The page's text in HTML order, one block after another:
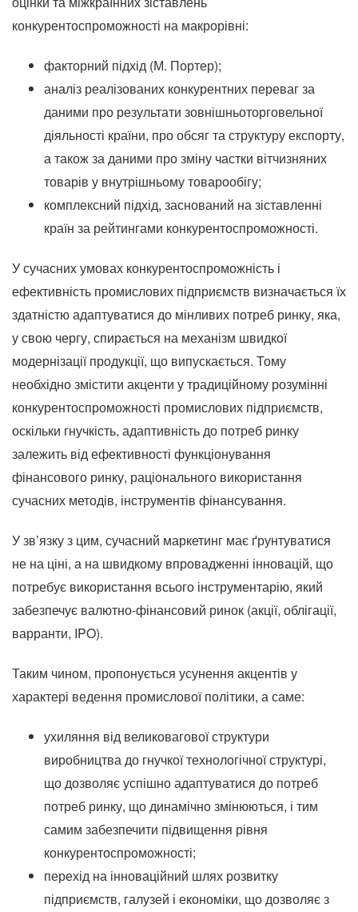
конкурентоспроможності на макрорівні:
факторний підхід (М. Портер);
аналіз реалізованих конкурентних переваг за
даними про результати зовнішньоторговельної
діяльності країни, про обсяг та структуру експорту,
а також за даними про зміну частки вітчизняних
товарів у внутрішньому товарообігу;
комплексний підхід, заснований на зіставленні
країн за рейтингами конкурентоспроможності.
У сучасних умовах конкурентоспроможність і
ефективність промислових підприємств визначається їх
здатністю адаптуватися до мінливих потреб ринку, яка,
у свою чергу, спирається на механізм швидкої
модернізації продукції, що випускається. Тому
необхідно змістити акценти у традиційному розумінні
конкурентоспроможності промислових підприємств,
оскільки гнучкість, адаптивність до потреб ринку
залежить від ефективності функціонування
фінансового ринку, раціонального використання
сучасних методів, інструментів фінансування.
У зв’язку з цим, сучасний маркетинг має ґрунтуватися
не на ціні, а на швидкому впровадженні інновацій, що
потребує використання всього інструментарію, який
забезпечує валютно-фінансовий ринок (акції, облігації,
варранти, IPO).
Таким чином, пропонується усунення акцентів у
характері ведення промислової політики, а саме:
ухиляння від великовагової структури
виробництва до гнучкої технологічної структурі,
що дозволяє успішно адаптуватися до потреб
потреб ринку, що динамічно змінюються, і тим
самим забезпечити підвищення рівня
конкурентоспроможності;
перехід на інноваційний шлях розвитку
підприємств, галузей і економіки, що дозволяє з